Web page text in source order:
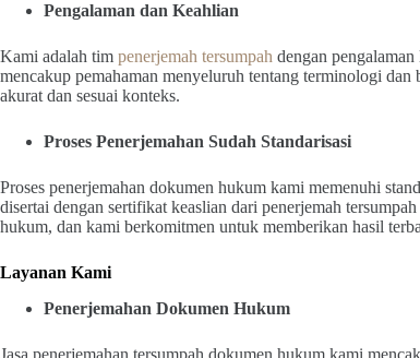
Pengalaman dan Keahlian
Kami adalah tim penerjemah tersumpah dengan
mencakup pemahaman menyeluruh tentang terminologi dan
akurat dan sesuai konteks.
Proses Penerjemahan Sudah Standarisasi
Proses penerjemahan dokumen hukum kami memenuhi
disertai dengan sertifikat keaslian dari penerjemah
hukum, dan kami berkomitmen untuk memberikan hasil
Layanan Kami
Penerjemahan Dokumen Hukum
Jasa penerjemahan tersumpah dokumen hukum kami